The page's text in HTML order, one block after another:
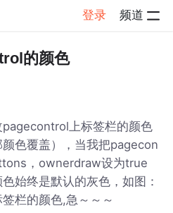
登录 频道
子详情
的颜色
上标签栏的颜色
颜色覆盖），当我把pagecon
，ownerdraw设为true
始终是默认的灰色，如图：
栏的颜色,急～～～